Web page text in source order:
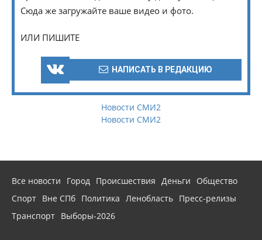
Сюда же загружайте ваше видео и фото.
ИЛИ ПИШИТЕ
НАПИСАТЬ В РЕДАКЦИЮ
Новости СМИ2
Новости СМИ2
Все новости Город Происшествия Деньги
Общество
Спорт Вне СПб Политика Ленобласть Пресс-релизы
Транспорт Выборы-2026